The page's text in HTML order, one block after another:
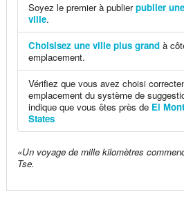
Soyez le premier à publierpublier
ville.
Choisisez une ville plus grandà
emplacement.
Vérifiez que vous avez choisi
emplacement du système de
indique que vous êtes près de El
States
«Un voyage de mille kilomètres
Tse.